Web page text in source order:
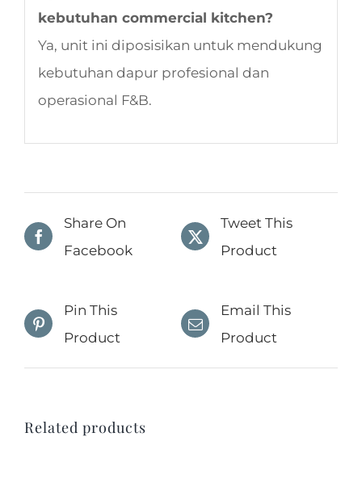
kebutuhan commercial kitchen?
Ya, unit ini diposisikan untuk mendukung
kebutuhan dapur profesional dan
operasional F&B.
Share On
Facebook
Tweet This
Product
Pin This
Product
Email This
Product
Related products